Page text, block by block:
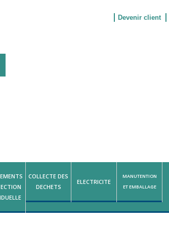
Devenir client
COLLECTE DES
DECHETS
ELECTRICITE
MANUTENTION
ET EMBALLAGE